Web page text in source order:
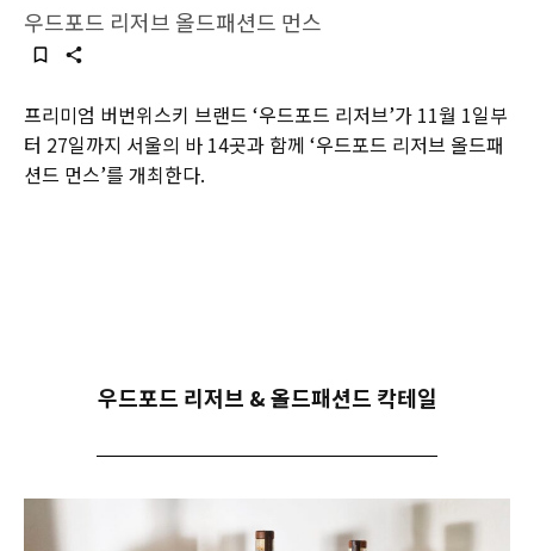
우드포드 리저브 올드패션드 먼스
프리미엄 버번위스키 브랜드 ‘우드포드 리저브’가 11월 1일부
터 27일까지 서울의 바 14곳과 함께 ‘우드포드 리저브 올드패
션드 먼스’를 개최한다.
우드포드 리저브 & 올드패션드 칵테일